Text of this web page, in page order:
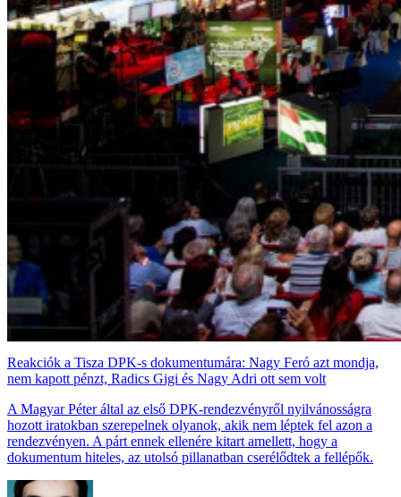
Reakciók a Tisza DPK-s dokumentumára: Nagy Feró azt mondja,
nem kapott pénzt, Radics Gigi és Nagy Adri ott sem volt
A Magyar Péter által az első DPK-rendezvényről nyilvánosságra
hozott iratokban szerepelnek olyanok, akik nem léptek fel azon a
rendezvényen. A párt ennek ellenére kitart amellett, hogy a
dokumentum hiteles, az utolsó pillanatban cserélődtek a fellépők.